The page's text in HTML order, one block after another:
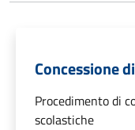
Concessione
Procedimento di
scolastiche